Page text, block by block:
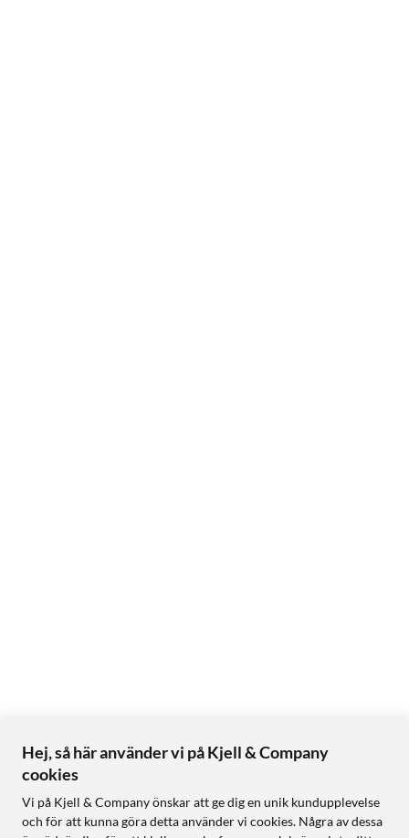
Hej, så här använder vi på Kjell & Company
cookies
Vi på Kjell & Company önskar att ge dig en unik kundupplevelse
och för att kunna göra detta använder vi cookies. Några av dessa